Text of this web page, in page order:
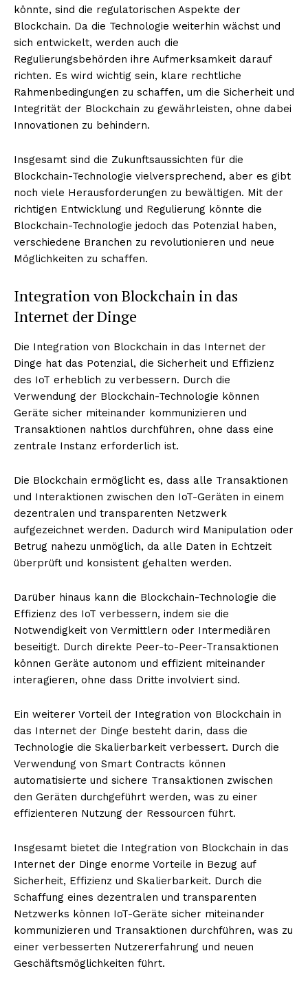
könnte, sind die regulatorischen Aspekte der
Blockchain. Da die Technologie weiterhin wächst und
sich entwickelt, werden auch die
Regulierungsbehörden ihre Aufmerksamkeit darauf
richten. Es wird wichtig sein, klare rechtliche
Rahmenbedingungen zu schaffen, um die Sicherheit und
Integrität der Blockchain zu gewährleisten, ohne dabei
Innovationen zu behindern.
Insgesamt sind die Zukunftsaussichten für die
Blockchain-Technologie vielversprechend, aber es gibt
noch viele Herausforderungen zu bewältigen. Mit der
richtigen Entwicklung und Regulierung könnte die
Blockchain-Technologie jedoch das Potenzial haben,
verschiedene Branchen zu revolutionieren und neue
Möglichkeiten zu schaffen.
Integration von Blockchain in das
Internet der Dinge
Die Integration von Blockchain in das Internet der
Dinge hat das Potenzial, die Sicherheit und Effizienz
des IoT erheblich zu verbessern. Durch die
Verwendung der Blockchain-Technologie können
Geräte sicher miteinander kommunizieren und
Transaktionen nahtlos durchführen, ohne dass eine
zentrale Instanz erforderlich ist.
Die Blockchain ermöglicht es, dass alle Transaktionen
und Interaktionen zwischen den IoT-Geräten in einem
dezentralen und transparenten Netzwerk
aufgezeichnet werden. Dadurch wird Manipulation oder
Betrug nahezu unmöglich, da alle Daten in Echtzeit
überprüft und konsistent gehalten werden.
Darüber hinaus kann die Blockchain-Technologie die
Effizienz des IoT verbessern, indem sie die
Notwendigkeit von Vermittlern oder Intermediären
beseitigt. Durch direkte Peer-to-Peer-Transaktionen
können Geräte autonom und effizient miteinander
interagieren, ohne dass Dritte involviert sind.
Ein weiterer Vorteil der Integration von Blockchain in
das Internet der Dinge besteht darin, dass die
Technologie die Skalierbarkeit verbessert. Durch die
Verwendung von Smart Contracts können
automatisierte und sichere Transaktionen zwischen
den Geräten durchgeführt werden, was zu einer
effizienteren Nutzung der Ressourcen führt.
Insgesamt bietet die Integration von Blockchain in das
Internet der Dinge enorme Vorteile in Bezug auf
Sicherheit, Effizienz und Skalierbarkeit. Durch die
Schaffung eines dezentralen und transparenten
Netzwerks können IoT-Geräte sicher miteinander
kommunizieren und Transaktionen durchführen, was zu
einer verbesserten Nutzererfahrung und neuen
Geschäftsmöglichkeiten führt.